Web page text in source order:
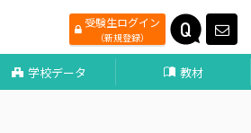
受験生ログイン
（新規登録）
学校データ 教材